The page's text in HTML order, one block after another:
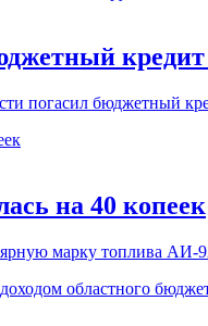
погасил бюджетный
на 40 копеек
марку топлива АИ-